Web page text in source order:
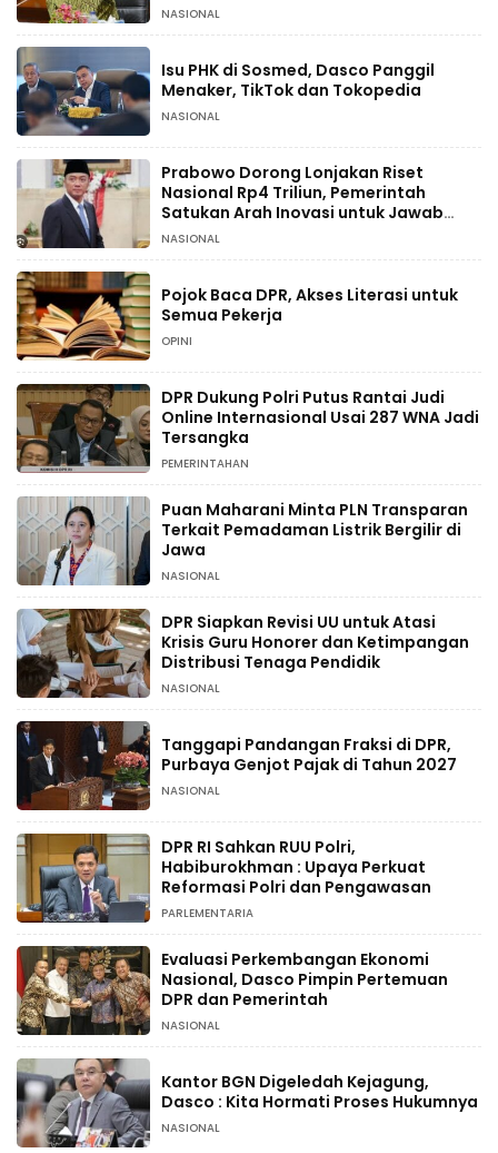
NASIONAL
Isu PHK di Sosmed, Dasco Panggil
Menaker, TikTok dan Tokopedia
NASIONAL
Prabowo Dorong Lonjakan Riset
Nasional Rp4 Triliun, Pemerintah
Satukan Arah Inovasi untuk Jawab
Tantangan Bangsa
NASIONAL
Pojok Baca DPR, Akses Literasi untuk
Semua Pekerja
OPINI
DPR Dukung Polri Putus Rantai Judi
Online Internasional Usai 287 WNA Jadi
Tersangka
PEMERINTAHAN
Puan Maharani Minta PLN Transparan
Terkait Pemadaman Listrik Bergilir di
Jawa
NASIONAL
DPR Siapkan Revisi UU untuk Atasi
Krisis Guru Honorer dan Ketimpangan
Distribusi Tenaga Pendidik
NASIONAL
Tanggapi Pandangan Fraksi di DPR,
Purbaya Genjot Pajak di Tahun 2027
NASIONAL
DPR RI Sahkan RUU Polri,
Habiburokhman : Upaya Perkuat
Reformasi Polri dan Pengawasan
PARLEMENTARIA
Evaluasi Perkembangan Ekonomi
Nasional, Dasco Pimpin Pertemuan
DPR dan Pemerintah
NASIONAL
Kantor BGN Digeledah Kejagung,
Dasco : Kita Hormati Proses Hukumnya
NASIONAL